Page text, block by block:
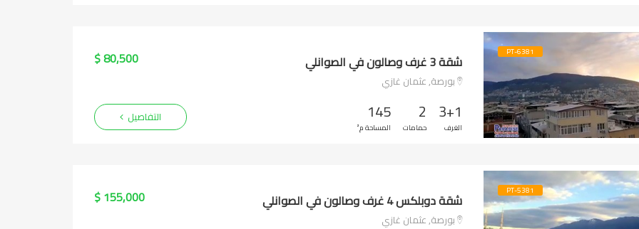
PT-6381 شقة 3 غرف وصالون في الصوانلي
بورصة, عثمان غازي
80,500 $
3+1
الغرف
2
حمامات
145
المساحة م²
التفاصيل
PT-5381 شقة دوبلكس 4 غرف وصالون في الصوانلي
بورصة, عثمان غازي
155,000 $